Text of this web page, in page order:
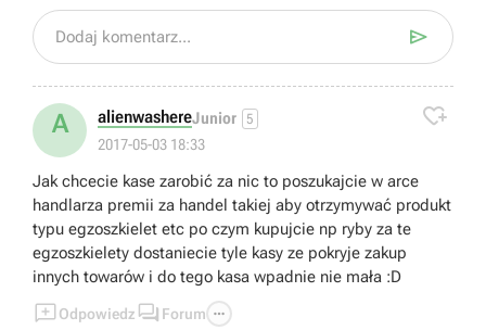
Dodaj komentarz... 
A alienwashereJunior 5
2017-05-03 18:33

Jak chcecie kase zarobić za nic to poszukajcie w arce
handlarza premii za handel takiej aby otrzymywać produkt
typu egzoszkielet etc po czym kupujcie np ryby za te
egzoszkielety dostaniecie tyle kasy ze pokryje zakup
innych towarów i do tego kasa wpadnie nie mała :D
Odpowiedz  Forum 